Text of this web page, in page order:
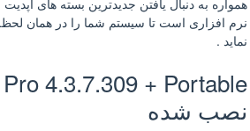
همواره به دنبال یافتن جدیدترین بسته های
نرم افزاری است تا سیستم شما را در همان
نماید .
نصب شده